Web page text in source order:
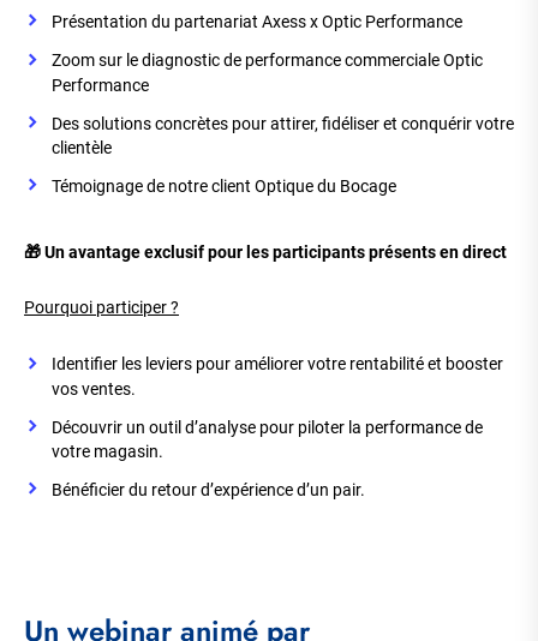
Présentation du partenariat Axess x Optic Performance
Zoom sur le diagnostic de performance commerciale Optic
Performance
Des solutions concrètes pour attirer, fidéliser et conquérir votre
clientèle
Témoignage de notre client Optique du Bocage
🎁 Un avantage exclusif pour les participants présents en direct
Pourquoi participer ?
Identifier les leviers pour améliorer votre rentabilité et booster
vos ventes.
Découvrir un outil d’analyse pour piloter la performance de
votre magasin.
Bénéficier du retour d’expérience d’un pair.
Un webinar animé par